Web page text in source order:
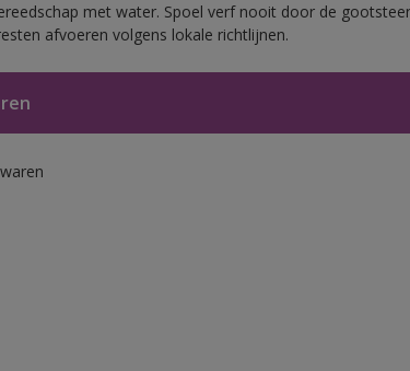
met water. Spoel verf nooit door de
afvoeren volgens lokale richtlijnen.